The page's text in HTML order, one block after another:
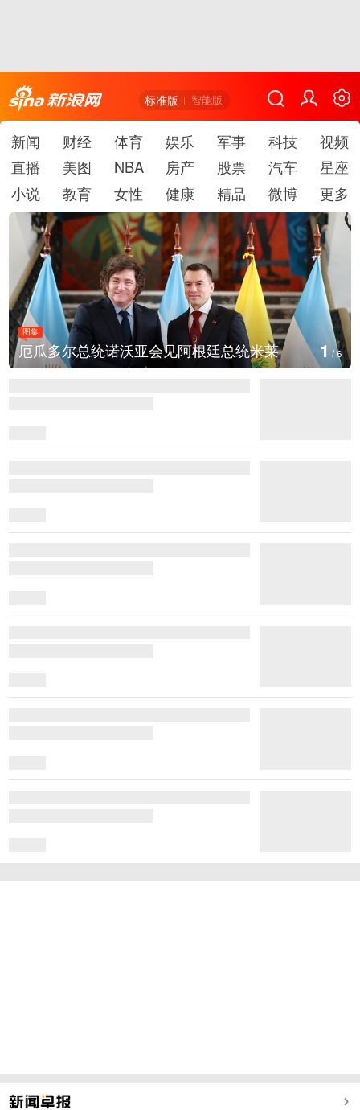
标准版 智能版
新闻 财经 体育 娱乐 军事 科技
视频
直播
美图 NBA 房产 股票 汽车
星座
小说
教育 女性 健康 精品 微博 更多
图集
厄瓜多尔总统诺沃亚会见阿根廷总统米莱 1/6